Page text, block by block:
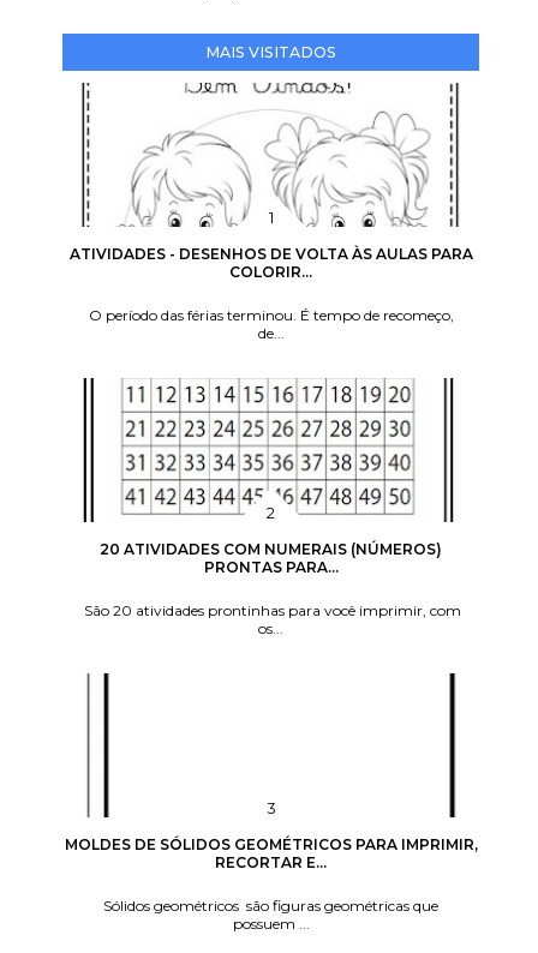
MAIS VISITADOS
ATIVIDADES - DESENHOS DE VOLTA ÀS AULAS PARA
COLORIR...
O período das férias terminou. É tempo de recomeço,
de...
20 ATIVIDADES COM NUMERAIS (NÚMEROS)
PRONTAS PARA...
São 20 atividades prontinhas para você imprimir, com
os...
MOLDES DE SÓLIDOS GEOMÉTRICOS PARA IMPRIMIR,
RECORTAR E...
Sólidos geométricos são figuras geométricas que
possuem ...